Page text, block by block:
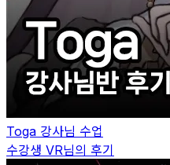
Toga 강사님 수업
수강생 VR님의 후기